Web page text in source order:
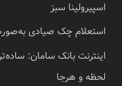
اسپیرولینا سبز
استعلام چک صیادی
اینترنت بانک سامان:
لحظه و هرجا